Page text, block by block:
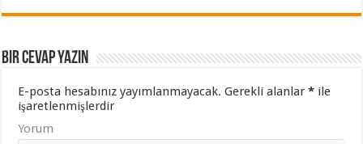
Bir cevap yazın
E-posta hesabınız yayımlanmayacak. Gerekli alanlar* ile
işaretlenmişlerdir
Yorum